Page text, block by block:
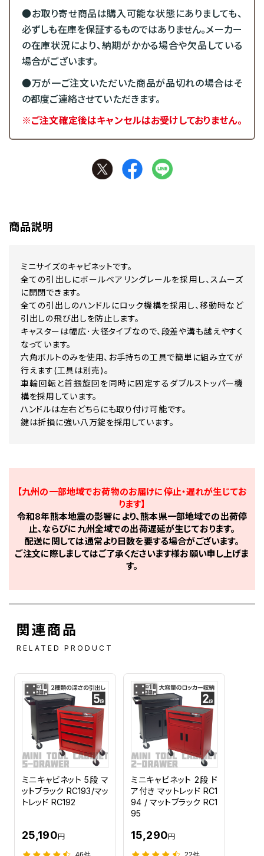
●お取り寄せ商品は購入可能な状態にありましても、
必ずしも在庫を保証するものではありません。メーカー
の在庫状況により、納期がかかる場合や欠品している
場合がございます。
●万が一ご注文いただいた商品が品切れの場合はそ
の都度ご連絡させていただきます。
※ご注文確定後はキャンセルはお受けしておりません。
商品説明
ミニサイズのキャビネットです。
全ての引出しにボールベアリングレールを採用し、スムーズ
に開閉できます。
全ての引出しのハンドルにロック機構を採用し、移動時など
引出しの飛び出しを防止します。
キャスターは幅広･大径タイプなので、段差や溝も越えやすく
なっています。
六角ボルトのみを使用、お手持ちの工具で簡単に組み立てが
行えます(工具は別売)。
車輪回転と首振旋回を同時に固定するダブルストッパー機
構を採用しています。
ハンドルは左右どちらにも取り付け可能です。
鍵は折損に強い八万錠を採用しています。
【九州の一部地域でお荷物のお届けに停止・遅れが生じてお
ります】
令和8年熊本地震の影響により、熊本県一部地域での出荷停
止、ならびに九州全域での出荷遅延が生じております。
配送に関しては通常より日数を要する場合がございます。
ご注文に際しましてはご了承くださいます様お願い申し上げま
す。
関連商品
RELATED PRODUCT
ミニキャビネット 5段 マ
ットブラック RC193/マッ
トレッド RC192
25,190円
ミニキャビネット 2段 ド
ア付き マットレッド RC1
94 / マットブラック RC1
95
15,290円